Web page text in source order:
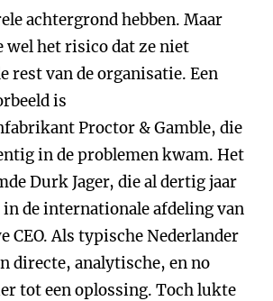
achtergrond hebben. Maar
wel het risico dat ze niet
rest van de organisatie. Een
is
Proctor & Gamble, die
in de problemen kwam. Het
Durk Jager, die al dertig jaar
de internationale afdeling van
CEO. Als typische Nederlander
directe, analytische, en no
tot een oplossing. Toch lukte